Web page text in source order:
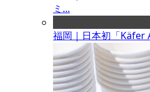
ミ...
福岡｜日本初「Käfer